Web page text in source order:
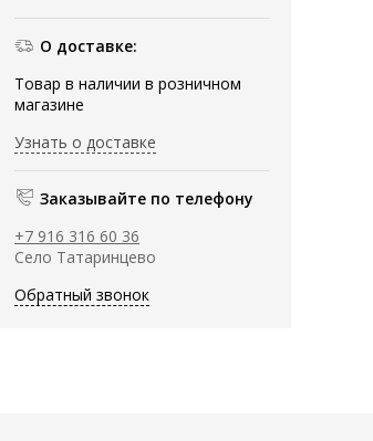
О доставке:
Товар в наличии в розничном
магазине
Узнать о доставке
Заказывайте по телефону
+7 916 316 60 36
Село Татаринцево
Обратный звонок